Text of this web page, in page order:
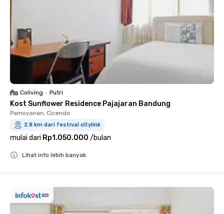
Coliving • Putri
Kost Sunflower Residence Pajajaran Bandung
Pamoyanan, Cicendo
2.8 km dari festival citylink
mulai dari Rp1.050.000 /bulan
Lihat info lebih banyak